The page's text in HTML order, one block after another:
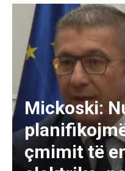
Mickoski:
çmimit të